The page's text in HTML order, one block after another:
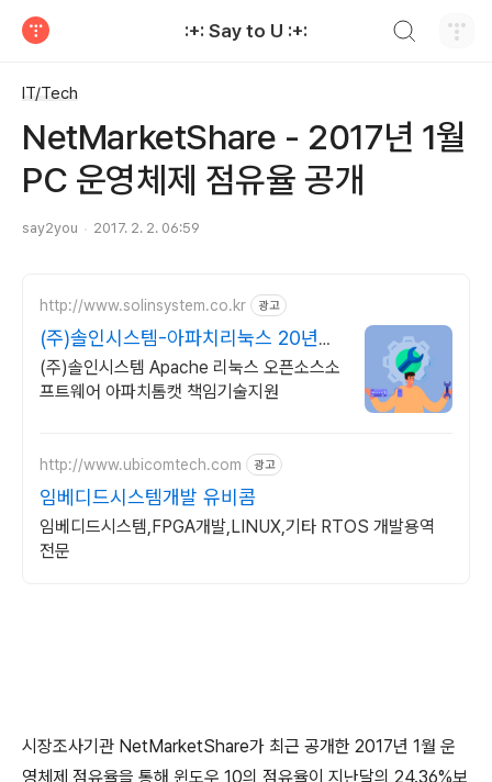
:+: Say to U :+:
IT/Tech
NetMarketShare - 2017년 1월
PC 운영체제 점유율 공개
say2you 2017. 2. 2. 06:59
http://www.solinsystem.co.kr 광고
(주)솔인시스템-아파치리눅스 20년이
상 기술지원 노하우
(주)솔인시스템 Apache 리눅스 오픈소스소
프트웨어 아파치톰캣 책임기술지원
http://www.ubicomtech.com 광고
임베디드시스템개발 유비콤
임베디드시스템,FPGA개발,LINUX,기타 RTOS 개발용역
전문
시장조사기관 NetMarketShare가 최근 공개한 2017년 1월 운
영체제 점유율을 통해 윈도우 10의 점유율이 지난달의 24.36%보